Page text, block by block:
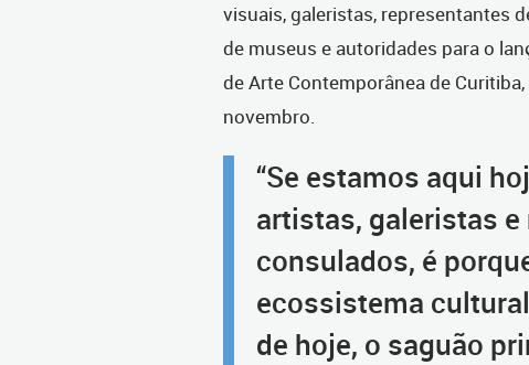
visuais, galeristas, representantes
de museus e autoridades para o
de Arte Contemporânea de
novembro.
“Se estamos aqui
artistas, galeristas
consulados, é
ecossistema
de hoje, o saguão